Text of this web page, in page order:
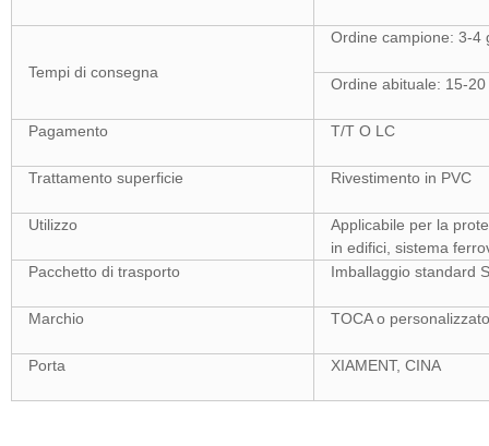
Tempi di consegna
Ordine campione: 3-4
Ordine abituale: 15-
Pagamento T/T O LC
Trattamento superficie Rivestimento in PVC
Utilizzo
Applicabile per la
in edifici, sistema
Pacchetto di trasporto
Imballaggio standard
Marchio TOCA o personalizzato
Porta XIAMENT, CINA